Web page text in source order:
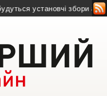
установчі збори